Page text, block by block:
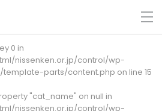
0 in
nissenken.or.jp/control/wp-
parts/content.php on line 15
"cat_name" on null in
nissenken.or.jp/control/wp-